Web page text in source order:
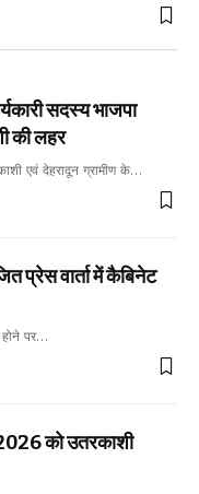
सदस्य भाजपा
की लहर
एवं देहरादून ग्रामीण के…
प्रेस वार्ता में कैबिनेट
पर…
को उतरकाशी